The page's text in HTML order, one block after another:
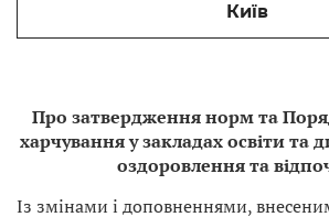
Київ
Про затвердження норм та
харчування у закладах освіти та
оздоровлення та
Із змінами і доповненнями,